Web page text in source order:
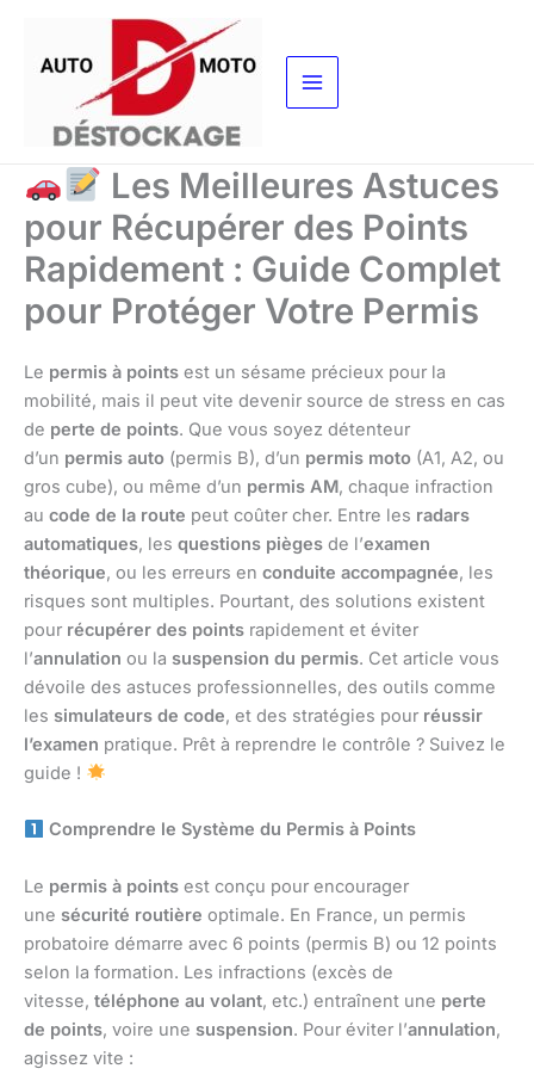
contenu
Les Meilleures Astuces
pour Récupérer des Points
Rapidement : Guide Complet
pour Protéger Votre Permis
Le permis à points est un sésame précieux pour la
mobilité, mais il peut vite devenir source de stress en cas
de perte de points. Que vous soyez détenteur
d’un permis auto (permis B), d’un permis moto (A1, A2, ou
gros cube), ou même d’un permis AM, chaque infraction
au code de la route peut coûter cher. Entre les radars
automatiques, les questions pièges de l’examen
théorique, ou les erreurs en conduite accompagnée, les
risques sont multiples. Pourtant, des solutions existent
pour récupérer des points rapidement et éviter
l’annulation ou la suspension du permis. Cet article vous
dévoile des astuces professionnelles, des outils comme
les simulateurs de code, et des stratégies pour réussir
l’examen pratique. Prêt à reprendre le contrôle ? Suivez le
guide !
Comprendre le Système du Permis à Points
Le permis à points est conçu pour encourager
une sécurité routière optimale. En France, un permis
probatoire démarre avec 6 points (permis B) ou 12 points
selon la formation. Les infractions (excès de
vitesse, téléphone au volant, etc.) entraînent une perte
de points, voire une suspension. Pour éviter l’annulation,
agissez vite :